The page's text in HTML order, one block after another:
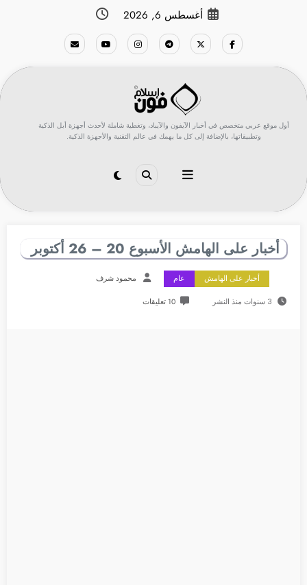
أغسطس 6, 2026
أول موقع عربي متخصص في أخبار الآيفون والآيباد، وتغطية شاملة لأحدث أجهزة أبل الذكية
وتطبيقاتها، بالإضافة إلى كل ما يهمك في عالم التقنية والأجهزة الذكية.
أخبار على الهامش الأسبوع 20 – 26 أكتوبر
أخبار على الهامش عام محمود شرف
3 سنوات منذ النشر 10 تعليقات